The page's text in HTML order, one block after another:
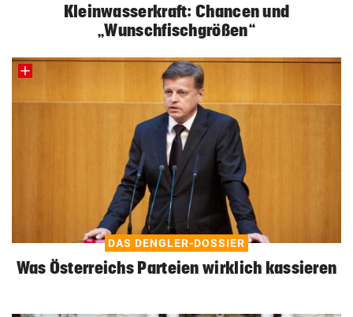
Kleinwasserkraft: Chancen und
„Wunschfischgrößen“
DAS DENGLER-DOSSIER
Was Österreichs Parteien wirklich kassieren